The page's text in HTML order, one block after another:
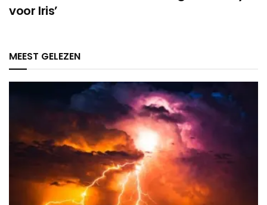
voor Iris’
MEEST GELEZEN